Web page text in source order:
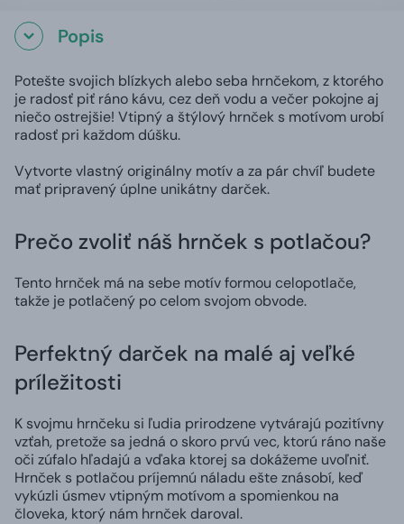
Popis
Potešte svojich blízkych alebo seba hrnčekom, z ktorého
je radosť piť ráno kávu, cez deň vodu a večer pokojne aj
niečo ostrejšie! Vtipný a štýlový hrnček s motívom urobí
radosť pri každom dúšku.
Vytvorte vlastný originálny motív a za pár chvíľ budete
mať pripravený úplne unikátny darček.
Prečo zvoliť náš hrnček s potlačou?
Tento hrnček má na sebe motív formou celopotlače,
takže je potlačený po celom svojom obvode.
Perfektný darček na malé aj veľké
príležitosti
K svojmu hrnčeku si ľudia prirodzene vytvárajú pozitívny
vzťah, pretože sa jedná o skoro prvú vec, ktorú ráno naše
oči zúfalo hľadajú a vďaka ktorej sa dokážeme uvoľniť.
Hrnček s potlačou príjemnú náladu ešte znásobí, keď
vykúzli úsmev vtipným motívom a spomienkou na
človeka, ktorý nám hrnček daroval.